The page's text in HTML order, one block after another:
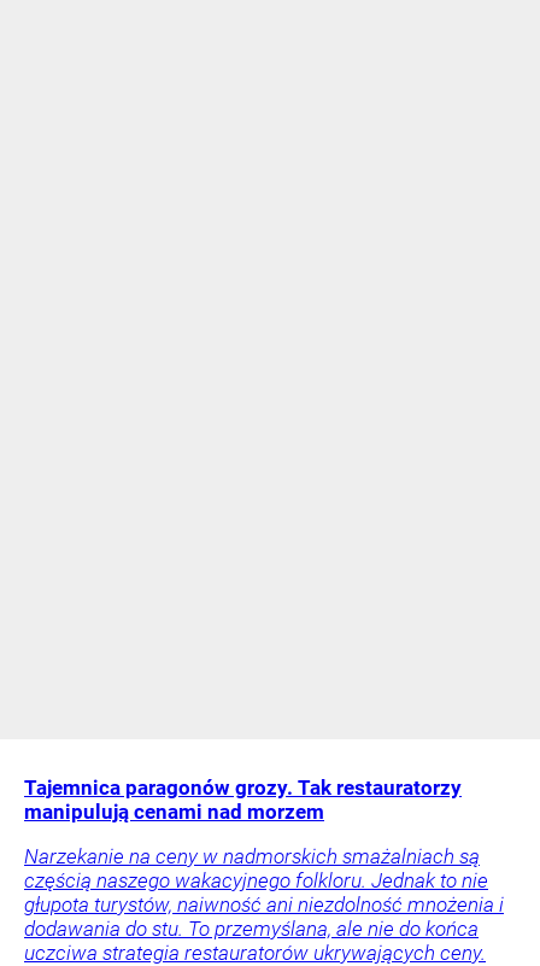
Tajemnica paragonów grozy. Tak restauratorzy
manipulują cenami nad morzem
Narzekanie na ceny w nadmorskich smażalniach są
częścią naszego wakacyjnego folkloru. Jednak to nie
głupota turystów, naiwność ani niezdolność mnożenia i
dodawania do stu. To przemyślana, ale nie do końca
uczciwa strategia restauratorów ukrywających ceny.